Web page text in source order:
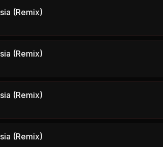
(Remix)
(Remix)
(Remix)
(Remix)